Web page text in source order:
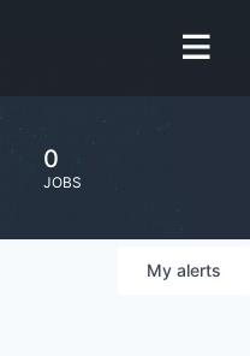
0
JOBS
My alerts